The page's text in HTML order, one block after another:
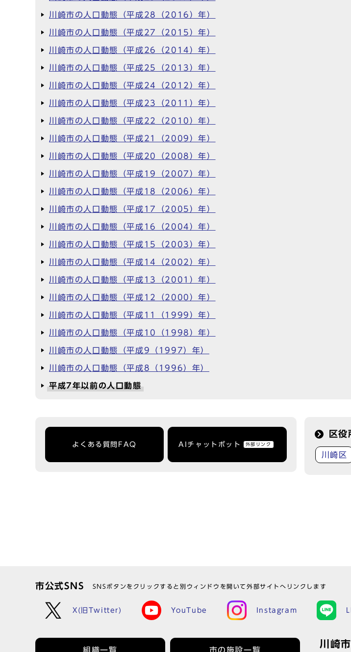
川崎市の人口動態（平成28（2016）年）
川崎市の人口動態（平成27（2015）年）
川崎市の人口動態（平成26（2014）年）
川崎市の人口動態（平成25（2013）年）
川崎市の人口動態（平成24（2012）年）
川崎市の人口動態（平成23（2011）年）
川崎市の人口動態（平成22（2010）年）
川崎市の人口動態（平成21（2009）年）
川崎市の人口動態（平成20（2008）年）
川崎市の人口動態（平成19（2007）年）
川崎市の人口動態（平成18（2006）年）
川崎市の人口動態（平成17（2005）年）
川崎市の人口動態（平成16（2004）年）
川崎市の人口動態（平成15（2003）年）
川崎市の人口動態（平成14（2002）年）
川崎市の人口動態（平成13（2001）年）
川崎市の人口動態（平成12（2000）年）
川崎市の人口動態（平成11（1999）年）
川崎市の人口動態（平成10（1998）年）
川崎市の人口動態（平成9（1997）年）
川崎市の人口動態（平成8（1996）年）
平成7年以前の人口動態
よくある質問FAQ AIチャットボット 外部リンク
区役
川崎区
市公式SNS SNSボタンをクリックすると別ウィンドウを開いて外部サイトへリンクします
X(旧Twitter) YouTube Instagram
組織一覧 市の施設一覧
川崎